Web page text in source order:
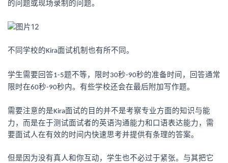
的问题或现场录制的问题。
不同学校的Kira面试机制也有所不同。
学生需要回答1-5题不等，限时30秒-90秒的准备时间，回答通常
限时在60秒-90秒内。有些学校还会在最后附加写作题。
需要注意的是 Kira面试的目的并不是考察专业方面的知识与能
力，而是在于测试面试者的英语沟通能力和口语表达能力，需
要面试人在有效的时间内快速思考并提供有条理的答案。
但是因为没有真人和你互动，学生也不必过于紧张。与其把它